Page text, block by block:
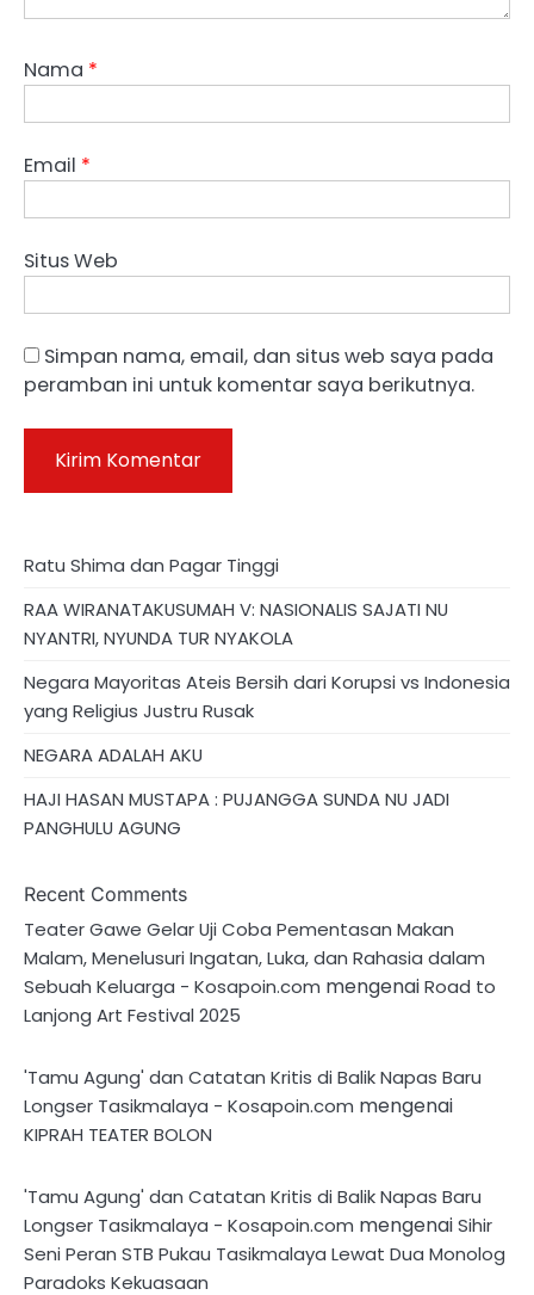
Nama *
Email *
Situs Web
Simpan nama, email, dan situs web saya pada
peramban ini untuk komentar saya berikutnya.
Ratu Shima dan Pagar Tinggi
RAA WIRANATAKUSUMAH V: NASIONALIS SAJATI NU
NYANTRI, NYUNDA TUR NYAKOLA
Negara Mayoritas Ateis Bersih dari Korupsi vs Indonesia
yang Religius Justru Rusak
NEGARA ADALAH AKU
HAJI HASAN MUSTAPA : PUJANGGA SUNDA NU JADI
PANGHULU AGUNG
Recent Comments
Teater Gawe Gelar Uji Coba Pementasan Makan
Malam, Menelusuri Ingatan, Luka, dan Rahasia dalam
Sebuah Keluarga - Kosapoin.com mengenaiRoad to
Lanjong Art Festival 2025
'Tamu Agung' dan Catatan Kritis di Balik Napas Baru
Longser Tasikmalaya - Kosapoin.com mengenai
KIPRAH TEATER BOLON
'Tamu Agung' dan Catatan Kritis di Balik Napas Baru
Longser Tasikmalaya - Kosapoin.com mengenaiSihir
Seni Peran STB Pukau Tasikmalaya Lewat Dua Monolog
Paradoks Kekuasaan